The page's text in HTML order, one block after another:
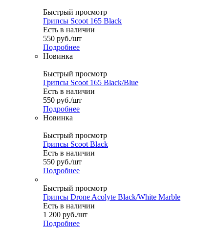
Быстрый просмотр
Грипсы Scoot 165 Black
Есть в наличии
550 руб./шт
Подробнее
Новинка
Быстрый просмотр
Грипсы Scoot 165 Black/Blue
Есть в наличии
550 руб./шт
Подробнее
Новинка
Быстрый просмотр
Грипсы Scoot Black
Есть в наличии
550 руб./шт
Подробнее
Быстрый просмотр
Грипсы Drone Acolyte Black/White Marble
Есть в наличии
1 200 руб./шт
Подробнее